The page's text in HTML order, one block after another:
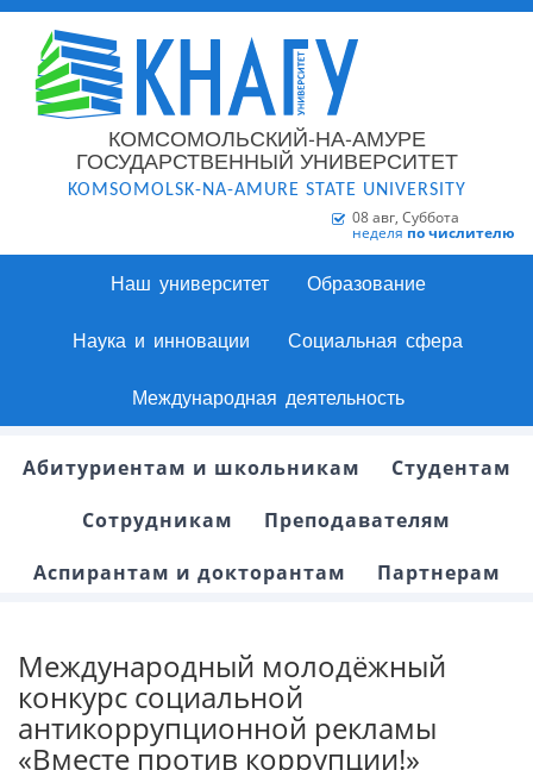
КОМСОМОЛЬСКИЙ-НА-АМУРЕ
ГОСУДАРСТВЕННЫЙ УНИВЕРСИТЕТ
KOMSOMOLSK-NA-AMURE STATE UNIVERSITY
08 авг, Суббота
неделя по числителю
Наш университет Образование
Наука и инновации Социальная сфера
Международная деятельность
Абитуриентам и школьникам
Студентам
Сотрудникам
Преподавателям
Аспирантам и докторантам
Партнерам
Международный молодёжный
конкурс социальной
антикоррупционной рекламы
«Вместе против коррупции!»